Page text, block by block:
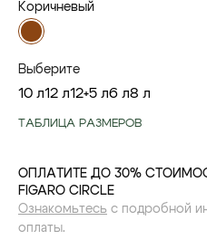
Коричневый
Выберите
10 л12 л12+5 л6 л8 л
ТАБЛИЦА РАЗМЕРОВ
ОПЛАТИТЕ ДО 30%
FIGARO CIRCLE
Ознакомьтесь с подробной
оплаты.